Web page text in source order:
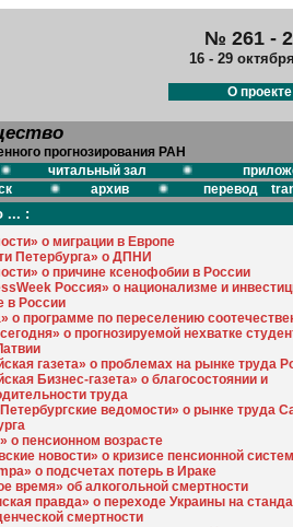
№ 261 -
16 - 29
О проекте
прогнозирования РАН
читальный зал
архив перевод
... :
о миграции в Европе
Петербурга» о ДПНИ
о причине ксенофобии в России
Россия» о национализме и
в России
о программе по переселению
о прогнозируемой нехватке
газета» о проблемах на рынке труда
Бизнес-газета» о благосостоянии и
труда
ведомости» о рынке труда
о пенсионном возрасте
новости» о кризисе пенсионной
о подсчетах потерь в Ираке
время» об алкогольной смертности
правда» о переходе Украины на
смертности